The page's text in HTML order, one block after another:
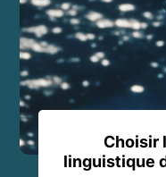
Choisir
linguistique